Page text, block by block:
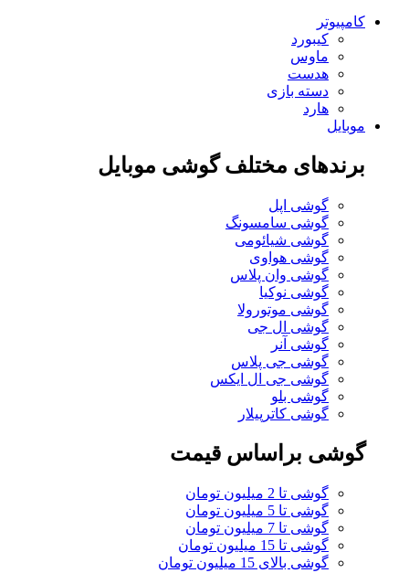
کامپیوتر
کیبورد
ماوس
هدست
دسته بازی
هارد
موبایل
برندهای مختلف گوشی موبایل
گوشی اپل
گوشی سامسونگ
گوشی شیائومی
گوشی هواوی
گوشی وان پلاس
گوشی نوکیا
گوشی موتورولا
گوشی ال جی
گوشی آنر
گوشی جی پلاس
گوشی جی ال ایکس
گوشی بلو
گوشی کاترپیلار
گوشی براساس قیمت
گوشی تا 2 میلیون تومان
گوشی تا 5 میلیون تومان
گوشی تا 7 میلیون تومان
گوشی تا 15 میلیون تومان
گوشی بالای 15 میلیون تومان